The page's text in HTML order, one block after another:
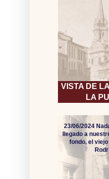
VISTA DE
LA
23/06/2024
llegado a
fondo, el